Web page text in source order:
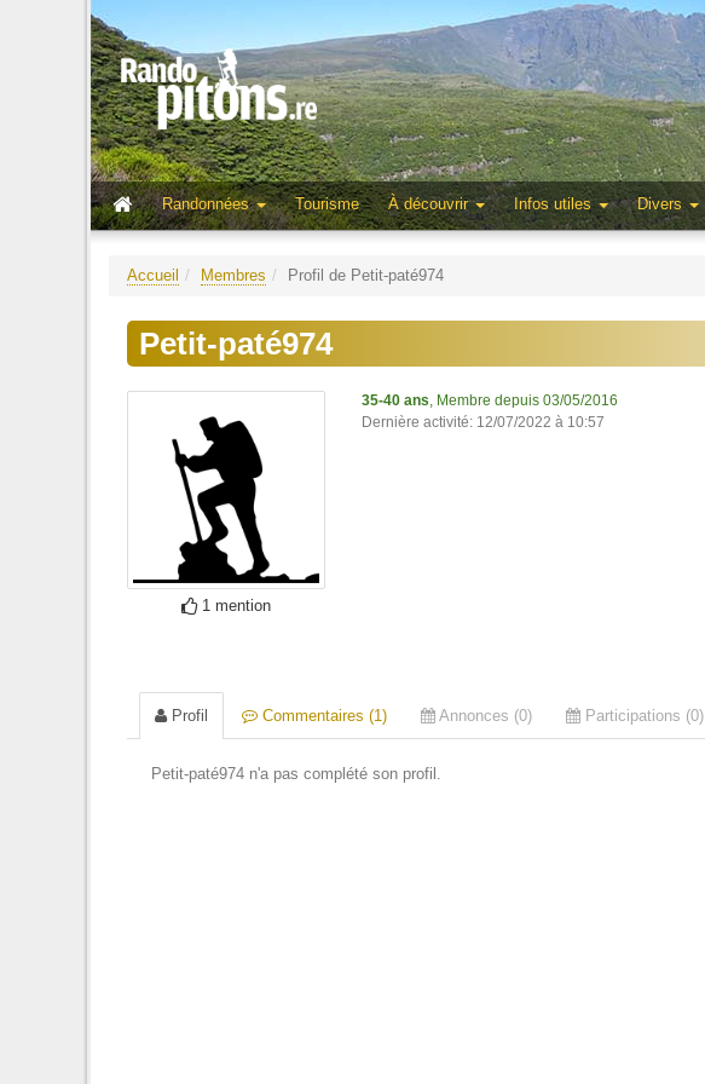
Randonnées
Tourisme À découvrir Infos utiles Divers
Accueil Membres Profil de Petit-paté974
Petit-paté974
1 mention
35-40 ans , Membre depuis 03/05/2016
Dernière activité: 12/07/2022 à 10:57
Profil Commentaires (1) Annonces (0) Participations (0)
Petit-paté974 n'a pas complété son profil.